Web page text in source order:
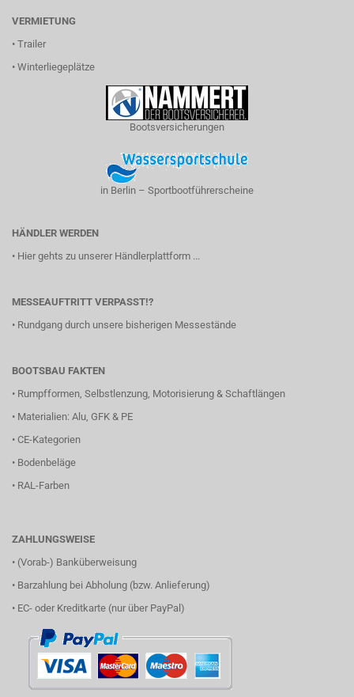
VERMIETUNG
• Trailer
• Winterliegeplätze
Bootsversicherungen
in Berlin – Sportbootführerscheine
HÄNDLER WERDEN
• Hier gehts zu unserer Händlerplattform ...
MESSEAUFTRITT VERPASST!?
• Rundgang durch unsere bisherigen Messestände
BOOTSBAU FAKTEN
• Rumpfformen, Selbstlenzung, Motorisierung & Schaftlängen
• Materialien: Alu, GFK & PE
• CE-Kategorien
• Bodenbeläge
• RAL-Farben
ZAHLUNGSWEISE
• (Vorab-) Banküberweisung
• Barzahlung bei Abholung (bzw. Anlieferung)
• EC- oder Kreditkarte (nur über PayPal)